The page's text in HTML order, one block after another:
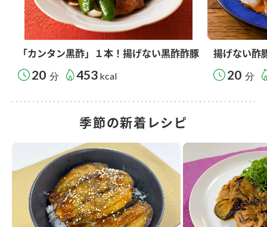
「カンタン黒酢」１本！揚げない黒酢酢豚
20 分 453 kcal
揚げない酢
20 分
季節の新着レシピ